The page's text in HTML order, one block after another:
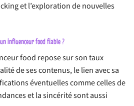
et l’exploration de nouvelles
influenceur food fiable ?
food repose sur son taux
de ses contenus, le lien avec sa
éventuelles comme celles de
et la sincérité sont aussi